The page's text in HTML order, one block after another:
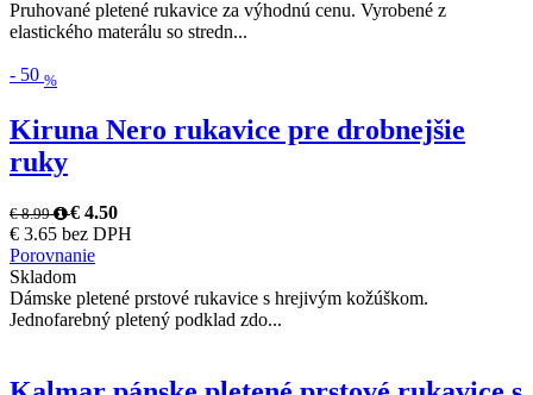
Pruhované pletené rukavice za výhodnú cenu. Vyrobené z
elastického materálu so stredn...
- 50 %
Kiruna Nero rukavice pre drobnejšie
ruky
€ 8.99
€ 4.50
€ 3.65 bez DPH
Porovnanie
Skladom
Dámske pletené prstové rukavice s hrejivým kožúškom.
Jednofarebný pletený podklad zdo...